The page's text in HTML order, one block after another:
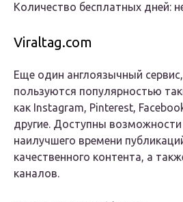
Количество бесплатных дней:
Viraltag.com
Еще один англоязычный
пользуются популярностью
как Instagram, Pinterest,
другие. Доступны
наилучшего времени
качественного контента, а
каналов.